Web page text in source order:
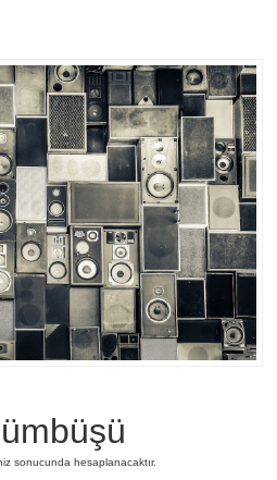
sonucunda hesaplanacaktır.